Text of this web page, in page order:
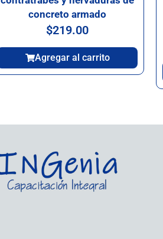
concreto armado
$219.00
Agregar al carrito